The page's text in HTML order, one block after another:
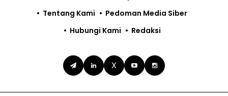
X
Tentang Kami
Pedoman Media Siber
Hubungi Kami
Redaksi